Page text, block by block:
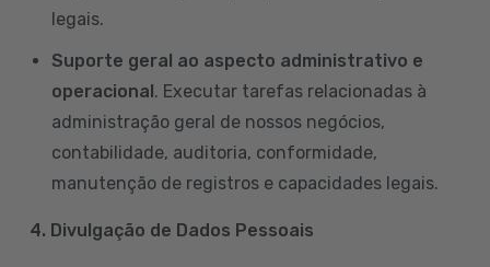
legais.
Suporte geral ao aspecto administrativo e
operacional. Executar tarefas relacionadas à
administração geral de nossos negócios,
contabilidade, auditoria, conformidade,
manutenção de registros e capacidades legais.
4. Divulgação de Dados Pessoais